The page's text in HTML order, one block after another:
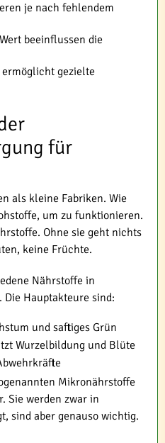
je nach fehlendem
beeinflussen die
gezielte
für
als kleine Fabriken. Wie
um zu funktionieren.
Ohne sie geht nichts
keine Früchte.
Nährstoffe in
Hauptakteure sind:
und saftiges Grün
Wurzelbildung und Blüte
Mikronährstoffe
Sie werden zwar in
sind aber genauso wichtig.